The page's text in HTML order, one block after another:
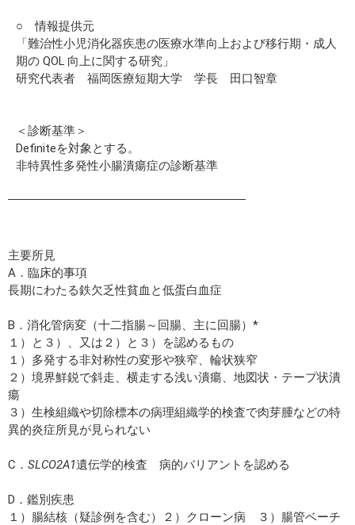
○ 情報提供元
「難治性小児消化器疾患の医療水準向上および移行期・成人
期の QOL 向上に関する研究」
研究代表者 福岡医療短期大学 学長 田口智章
＜診断基準＞
Definiteを対象とする。
非特異性多発性小腸潰瘍症の診断基準
主要所見
A．臨床的事項
長期にわたる鉄欠乏性貧血と低蛋白血症
B．消化管病変（十二指腸～回腸、主に回腸）*
１）と３）、又は２）と３）を認めるもの
１）多発する非対称性の変形や狭窄、輪状狭窄
２）境界鮮鋭で斜走、横走する浅い潰瘍、地図状・テープ状潰
瘍
３）生検組織や切除標本の病理組織学的検査で肉芽腫などの特
異的炎症所見が見られない
C． SLCO2A1遺伝学的検査 病的バリアントを認める
D．鑑別疾患
１）腸結核（疑診例を含む）２）クローン病 ３）腸管ベーチ